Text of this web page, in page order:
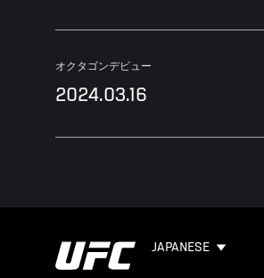
オクタゴンデビュー
2024.03.16
JAPANESE